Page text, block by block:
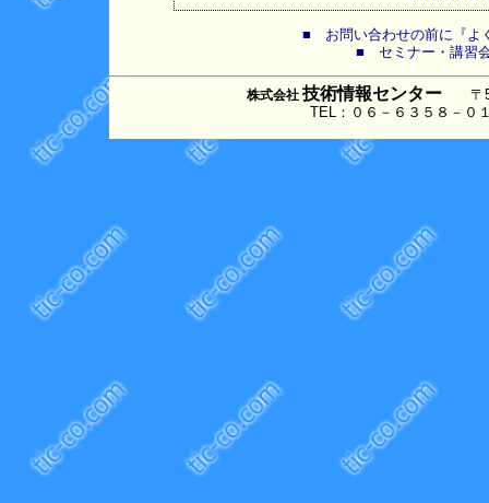
■ お問い合わせの前に『よ
■ セミナー・講習
株式会社 技術情報センター〒
TEL：０６－６３５８－